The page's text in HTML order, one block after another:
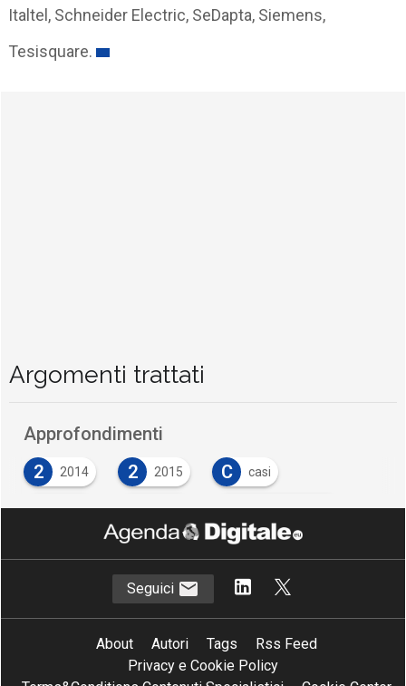
Italtel, Schneider Electric, SeDapta, Siemens,
Tesisquare.
Argomenti trattati
Approfondimenti
2
2014 2 2015 C casi
C cisco cloud C collaborazione
imprese I innovazione
investimenti M management
M manifattura M milano
osservatorio P piani P politecnico
Seguici
About Autori Tags
Rss Feed
Privacy e Cookie Policy